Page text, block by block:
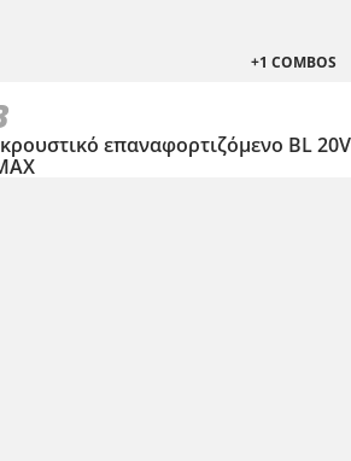
+1 COMBOS
επαναφορτιζόμενο BL 20V